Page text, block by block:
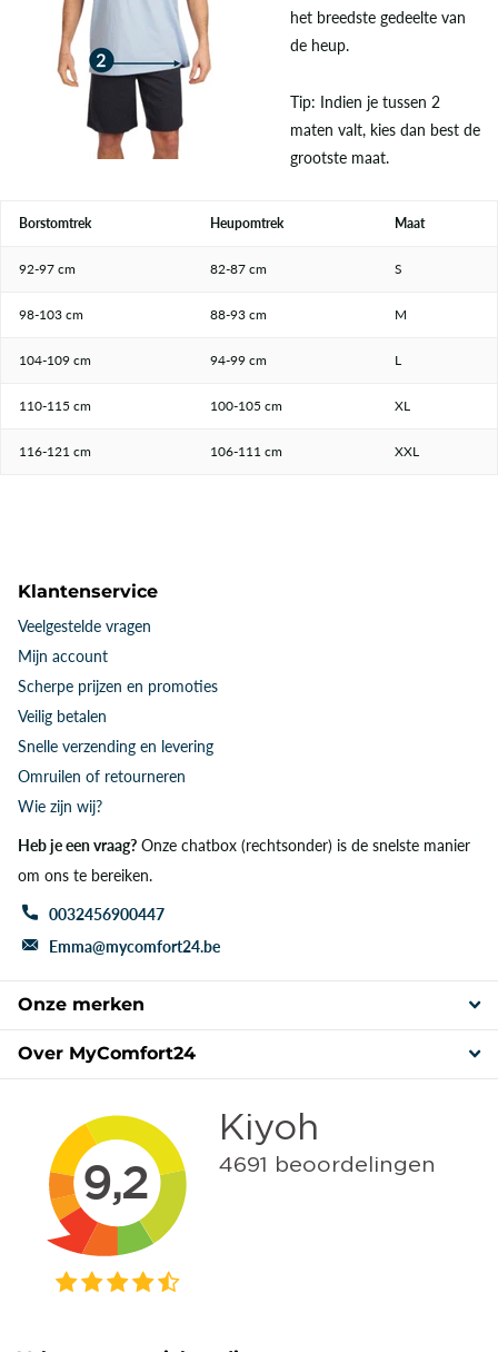
het breedste gedeelte van
de heup.
Tip: Indien je tussen 2
maten valt, kies dan best de
grootste maat.
Borstomtrek Heupomtrek Maat
92-97 cm 82-87 cm S
98-103 cm 88-93 cm M
104-109 cm 94-99 cm L
110-115 cm 100-105 cm XL
116-121 cm 106-111 cm XXL
Klantenservice
Veelgestelde vragen
Mijn account
Scherpe prijzen en promoties
Veilig betalen
Snelle verzending en levering
Omruilen of retourneren
Wie zijn wij?
Heb je een vraag? Onze chatbox (rechtsonder) is de snelste manier
om ons te bereiken.
0032456900447
Emma@mycomfort24.be
Onze merken
Over MyComfort24